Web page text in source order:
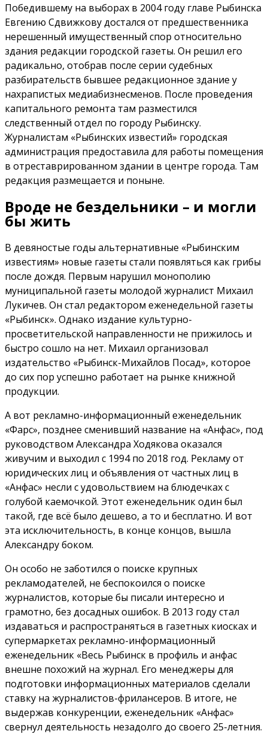
Победившему на выборах в 2004 году главе Рыбинска
Евгению Сдвижкову достался от предшественника
нерешенный имущественный спор относительно
здания редакции городской газеты. Он решил его
радикально, отобрав после серии судебных
разбирательств бывшее редакционное здание у
нахрапистых медиабизнесменов. После проведения
капитального ремонта там разместился
следственный отдел по городу Рыбинску.
Журналистам «Рыбинских известий» городская
администрация предоставила для работы помещения
в отреставрированном здании в центре города. Там
редакция размещается и поныне.
Вроде не бездельники – и могли
бы жить
В девяностые годы альтернативные «Рыбинским
известиям» новые газеты стали появляться как грибы
после дождя. Первым нарушил монополию
муниципальной газеты молодой журналист Михаил
Лукичев. Он стал редактором еженедельной газеты
«Рыбинск». Однако издание культурно-
просветительской направленности не прижилось и
быстро сошло на нет. Михаил организовал
издательство «Рыбинск-Михайлов Посад», которое
до сих пор успешно работает на рынке книжной
продукции.
А вот рекламно-информационный еженедельник
«Фарс», позднее сменивший название на «Анфас», под
руководством Александра Ходякова оказался
живучим и выходил с 1994 по 2018 год. Рекламу от
юридических лиц и объявления от частных лиц в
«Анфас» несли с удовольствием на блюдечках с
голубой каемочкой. Этот еженедельник один был
такой, где всё было дешево, а то и бесплатно. И вот
эта исключительность, в конце концов, вышла
Александру боком.
Он особо не заботился о поиске крупных
рекламодателей, не беспокоился о поиске
журналистов, которые бы писали интересно и
грамотно, без досадных ошибок. В 2013 году стал
издаваться и распространяться в газетных киосках и
супермаркетах рекламно-информационный
еженедельник «Весь Рыбинск в профиль и анфас
внешне похожий на журнал. Его менеджеры для
подготовки информационных материалов сделали
ставку на журналистов-фрилансеров. В итоге, не
выдержав конкуренции, еженедельник «Анфас»
свернул деятельность незадолго до своего 25-летния.